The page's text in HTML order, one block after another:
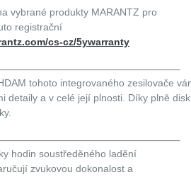
vybrané produkty MARANTZ pro
registrační
cs-cz/5ywarranty
tohoto integrovaného zesilovače
detaily a v celé její plnosti. Díky plně
hodin soustředěného ladění
zvukovou dokonalost a